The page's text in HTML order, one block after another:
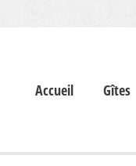
Accueil Gîtes